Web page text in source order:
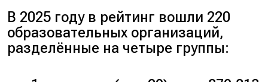
В 2025 году в рейтинг вошли 220
образовательных организаций,
разделённые на четыре группы: